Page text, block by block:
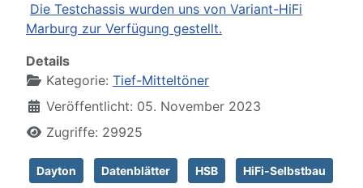
Die Testchassis wurden uns von Variant-HiFi
Marburg zur Verfügung gestellt.
Details
Kategorie: Tief-Mitteltöner
Veröffentlicht: 05. November 2023
Zugriffe: 29925
Dayton Datenblätter HSB HiFi-Selbstbau